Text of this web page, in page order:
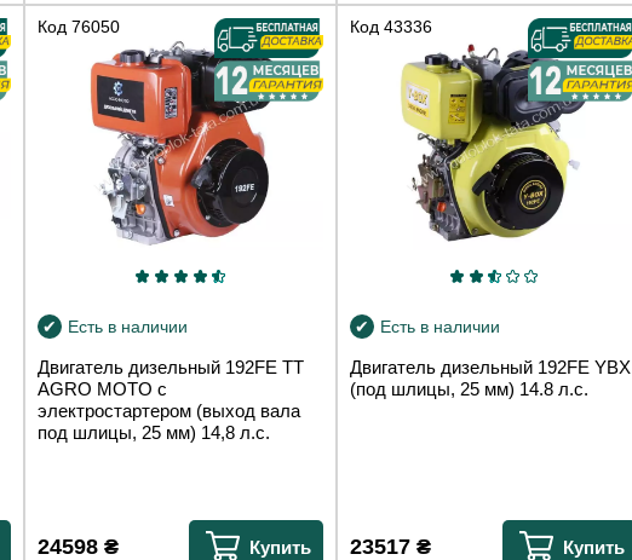
Код 76050
Есть в наличии
Двигатель дизельный 192FE TT
AGRO MOTO с
электростартером (выход вала
под шлицы, 25 мм) 14,8 л.с.
24598₴ Купить
Код 43336
Есть в наличии
Двигатель дизельный 192FE YBX
(под шлицы, 25 мм) 14.8 л.с.
23517 ₴ Купить